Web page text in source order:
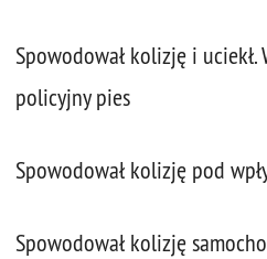
Spowodował kolizję i uciekł.
policyjny pies
Spowodował kolizję pod
Spowodował kolizję